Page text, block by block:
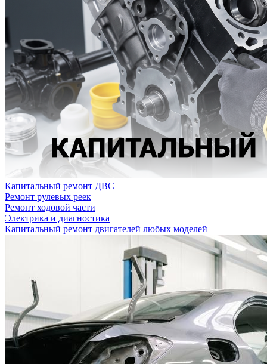
Капитальный ремонт ДВС
Ремонт рулевых реек
Ремонт ходовой части
Электрика и диагностика
Капитальный ремонт двигателей любых моделей